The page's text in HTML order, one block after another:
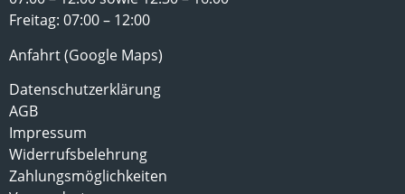
Freitag: 07:00 – 12:00
Anfahrt (Google Maps)
Datenschutzerklärung
AGB
Impressum
Widerrufsbelehrung
Zahlungsmöglichkeiten